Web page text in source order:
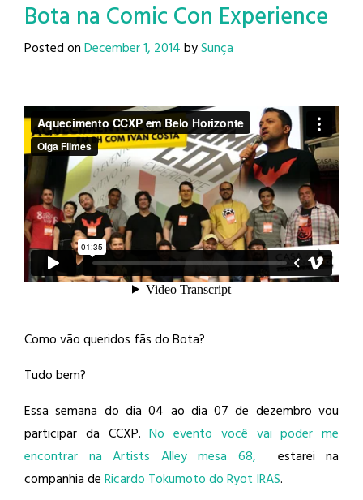
Bota na Comic Con Experience
Posted onDecember 1, 2014bySunça
Como vão queridos fãs do Bota?
Tudo bem?
Essa semana do dia 04 ao dia 07 de dezembro vou
participar da CCXP.No evento você vai poder me
encontrar na Artists Alley mesa 68, estarei na
companhia deRicardo Tokumoto do Ryot IRAS.